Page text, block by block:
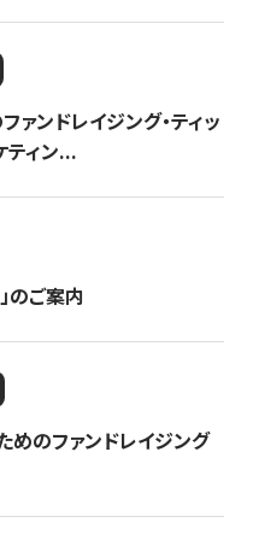
ァンドレイジング・ティッ
ィン...
のご案内
めのファンドレイジング